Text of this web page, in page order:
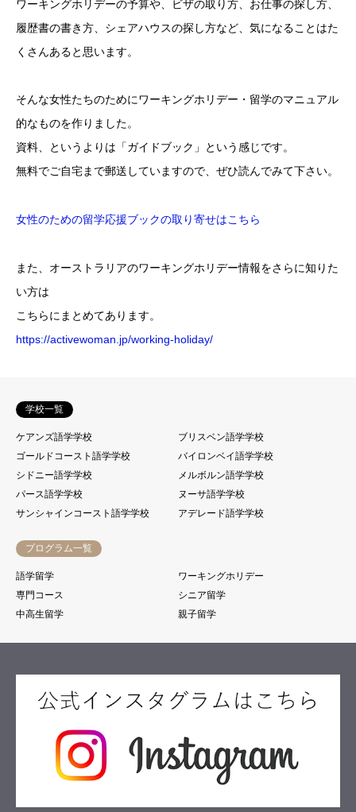
ワーキングホリデーの予算や、ビザの取り方、お仕事の探し方、
履歴書の書き方、シェアハウスの探し方など、気になることはた
くさんあると思います。
そんな女性たちのためにワーキングホリデー・留学のマニュアル
的なものを作りました。
資料、というよりは「ガイドブック」という感じです。
無料でご自宅まで郵送していますので、ぜひ読んでみて下さい。
女性のための留学応援ブックの取り寄せはこちら
また、オーストラリアのワーキングホリデー情報をさらに知りた
い方は
こちらにまとめてあります。
https://activewoman.jp/working-holiday/
学校一覧
ケアンズ語学学校
ブリスベン語学学校
ゴールドコースト語学学校
バイロンベイ語学学校
シドニー語学学校
メルボルン語学学校
パース語学学校
ヌーサ語学学校
サンシャインコースト語学学校
アデレード語学学校
プログラム一覧
語学留学
ワーキングホリデー
専門コース
シニア留学
中高生留学
親子留学